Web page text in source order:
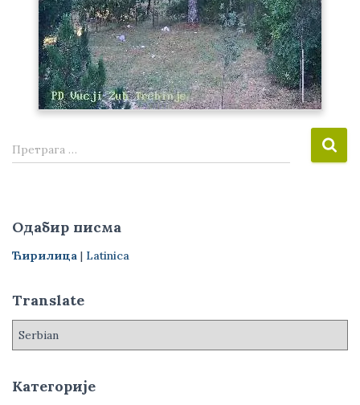
П
р
а
г
а
:
Претрага …
Одабир писма
Ћирилица | Latinica
Translate
Категорије